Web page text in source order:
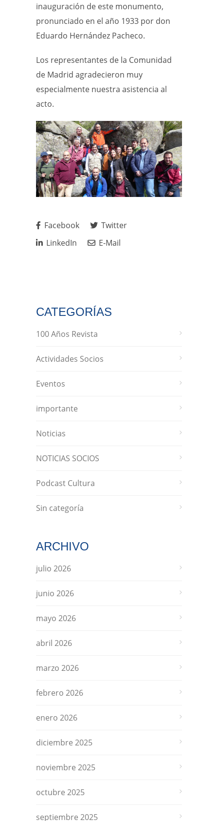
inauguración de este monumento,
pronunciado en el año 1933 por don
Eduardo Hernández Pacheco.
Los representantes de la Comunidad
de Madrid agradecieron muy
especialmente nuestra asistencia al
acto.
Facebook
Twitter
LinkedIn
E-Mail
CATEGORÍAS
100 Años Revista
Actividades Socios
Eventos
importante
Noticias
NOTICIAS SOCIOS
Podcast Cultura
Sin categoría
ARCHIVO
julio 2026
junio 2026
mayo 2026
abril 2026
marzo 2026
febrero 2026
enero 2026
diciembre 2025
noviembre 2025
octubre 2025
septiembre 2025